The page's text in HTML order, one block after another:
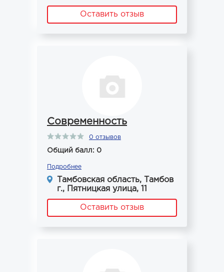
Оставить отзыв
Современность
0 отзывов
Общий балл: 0
Подробнее
Тамбовская область, Тамбов
г., Пятницкая улица, 11
Оставить отзыв